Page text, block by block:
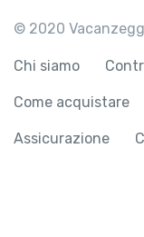
© 2020
Chi siamo
Come acquistare
Assicurazione